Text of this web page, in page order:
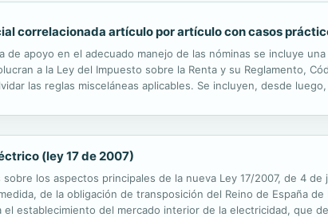
correlacionada artículo por artículo con casos
de apoyo en el adecuado manejo de las nóminas se incluye
a la Ley del Impuesto sobre la Renta y su Reglamento,
las reglas misceláneas aplicables. Se incluyen, desde
(ley 17 de 2007)
los aspectos principales de la nueva Ley 17/2007, de 4
de la obligación de transposición del Reino de España
establecimiento del mercado interior de la electricidad, que